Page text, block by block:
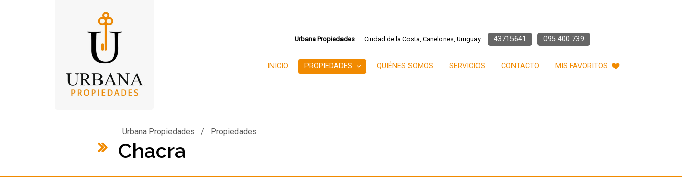
Urbana Propiedades Ciudad de la Costa, Canelones, Uruguay 43715641 095 400 739
INICIO PROPIEDADES QUIÉNES SOMOS SERVICIOS CONTACTO MIS FAVORITOS
Urbana Propiedades / Propiedades
Chacra